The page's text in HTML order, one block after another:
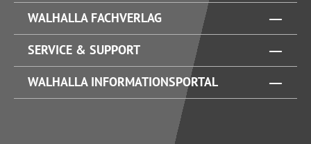
WALHALLA FACHVERLAG
SERVICE & SUPPORT
WALHALLA INFORMATIONSPORTAL